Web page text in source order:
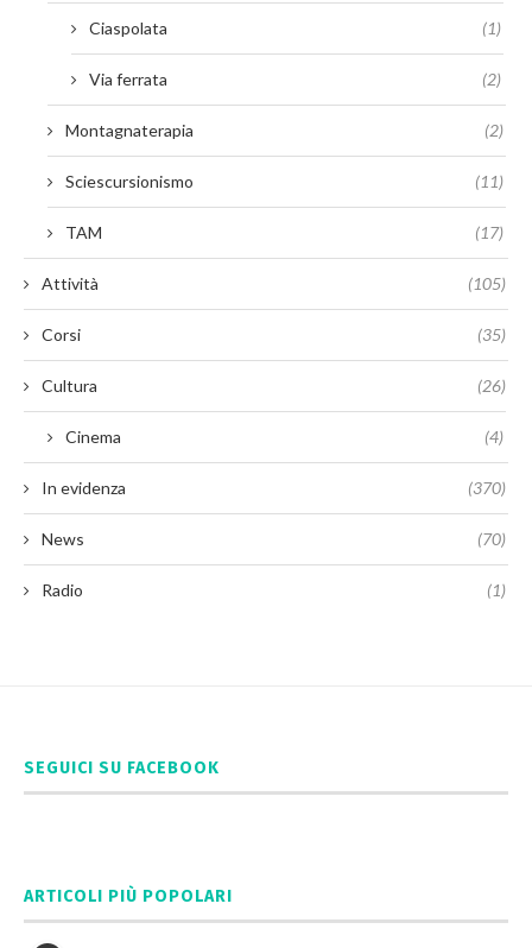
Ciaspolata (1)
Via ferrata (2)
Montagnaterapia (2)
Sciescursionismo (11)
TAM (17)
Attività (105)
Corsi (35)
Cultura (26)
Cinema (4)
In evidenza (370)
News (70)
Radio (1)
SEGUICI SU FACEBOOK
ARTICOLI PIÙ POPOLARI